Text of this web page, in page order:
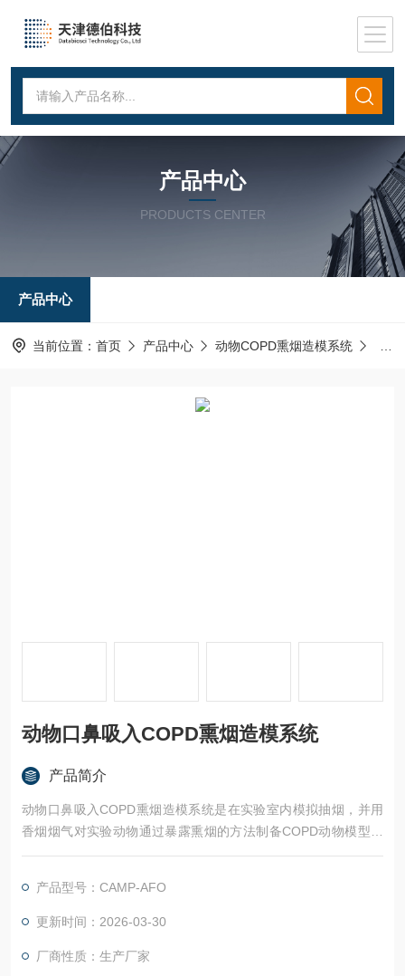
产品中心
PRODUCTS CENTER
产品中心
当前位置： 首页 产品中心 动物COPD熏烟造模系统
动物口鼻吸入COPD熏烟造模系统
产品简介
动物口鼻吸入COPD熏烟造模系统是在实验室内模拟抽烟，并用
香烟烟气对实验动物通过暴露熏烟的方法制备COPD动物模型的
装置。CAMP-AFO系统采用半自动香烟烟气发生器ASG搭配高精
验，整个过程烟浓度具有高度的重复性，让动物COPD造模成功
变得简单。发生的香烟烟气符合ISO3308/CIR标准。
产品型号：CAMP-AFO
更新时间：2026-03-30
厂商性质：生产厂家